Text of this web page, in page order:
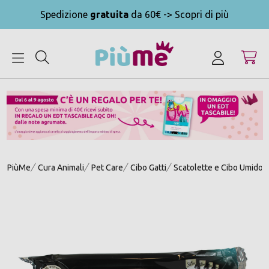
Spedizione gratuita da 60€ -> Scopri di più
PiùMe Cura Animali Pet Care Cibo Gatti Scatolette e Cibo Umido